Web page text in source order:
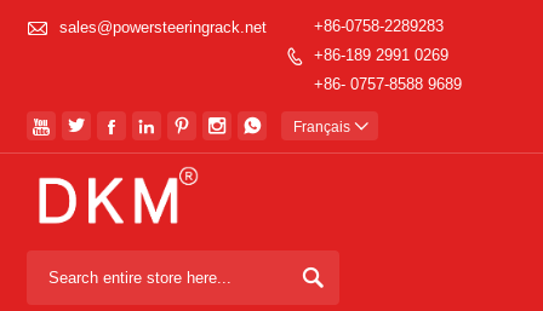
 sales@powersteeringrack.net

+86-0758-2289283
+86-189 2991 0269
+86- 0757-8588 9689
       Français 
